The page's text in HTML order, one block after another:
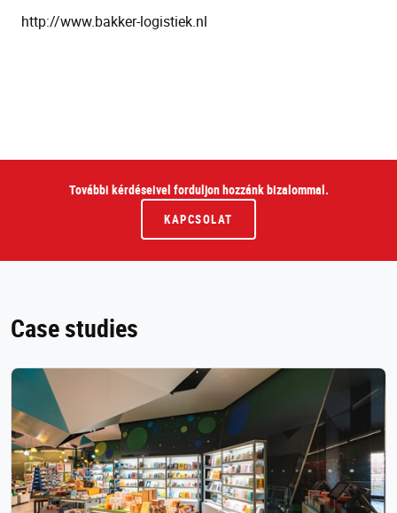
http://www.bakker-logistiek.nl
További kérdéseivel forduljon hozzánk bizalommal.
KAPCSOLAT
Case studies